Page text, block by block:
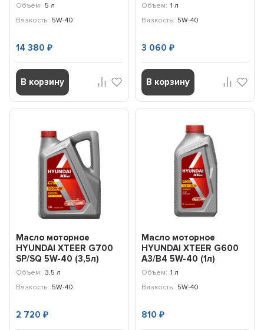
Объем: 5 л
Вязкость: 5W-40
14 380₽
В корзину
Объем: 1 л
Вязкость: 5W-40
3 060 ₽
В корзину
Масло моторное
HYUNDAI XTEER G700
SP/SQ 5W-40 (3,5л)
1071136
Объем: 3,5 л
Вязкость: 5W-40
2 720₽
Масло моторное
HYUNDAI XTEER G600
A3/B4 5W-40 (1л)
1017002
Объем: 1 л
Вязкость: 5W-40
810 ₽